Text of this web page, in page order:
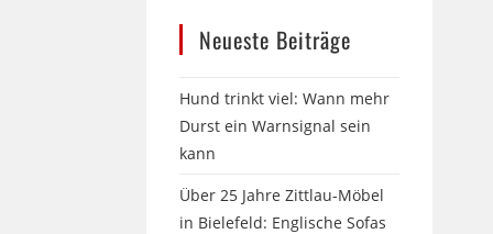
Neueste Beiträge
Hund trinkt viel: Wann mehr
Durst ein Warnsignal sein
kann
Über 25 Jahre Zittlau-Möbel
in Bielefeld: Englische Sofas